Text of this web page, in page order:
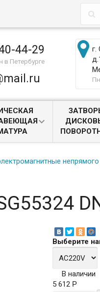
44-29
в Петербурге
г.
Выберите
В наличии
5 612 Р